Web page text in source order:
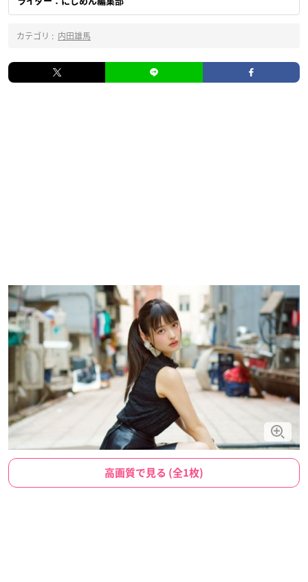
カテゴリ : 内田雄馬
高画質で見る (全1枚)